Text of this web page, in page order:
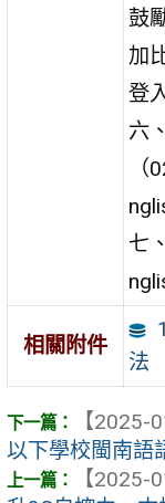
鼓
加
登
六
七
相關附件
法
【2025-
以下學校閩南語
【2025-